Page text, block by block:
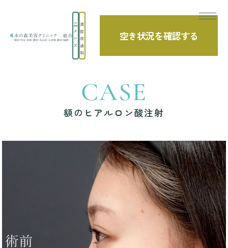
メ
ン
ズ
美
容
皮
膚
科
空き状況を確認する
TOP 症例写真 額のヒアルロン酸注射
CASE
額のヒアルロン酸注射